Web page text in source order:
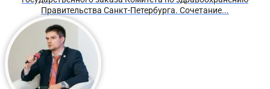
Правительства Санкт-Петербурга. Сочетание...